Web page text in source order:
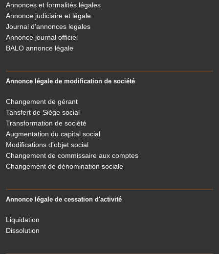
Annonces et formalités légales
Annonce judiciaire et légale
Journal d'annonces legales
Annonce journal officiel
BALO annonce légale
Annonce légale de modification de société
Changement de gérant
Tansfert de Siège social
Transformation de société
Augmentation du capital social
Modifications d'objet social
Changement de commissaire aux comptes
Changement de dénomination sociale
Annonce légale de cessation d'activité
Liquidation
Dissolution